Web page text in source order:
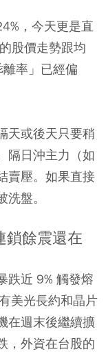
，今天更是直
股價走勢跟均
率」已經偏
天或後天只要稍
隔日沖主力（如
賣壓。如果直接
盤。
鎖餘震還在
跌近 9% 觸發熔
美光長約和晶片
在週末後繼續擴
，外資在台股的